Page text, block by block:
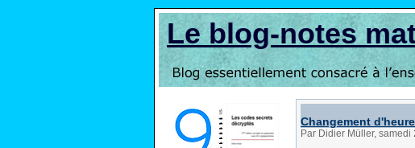
Le blog-notes
Changement
Par Didier Müller,